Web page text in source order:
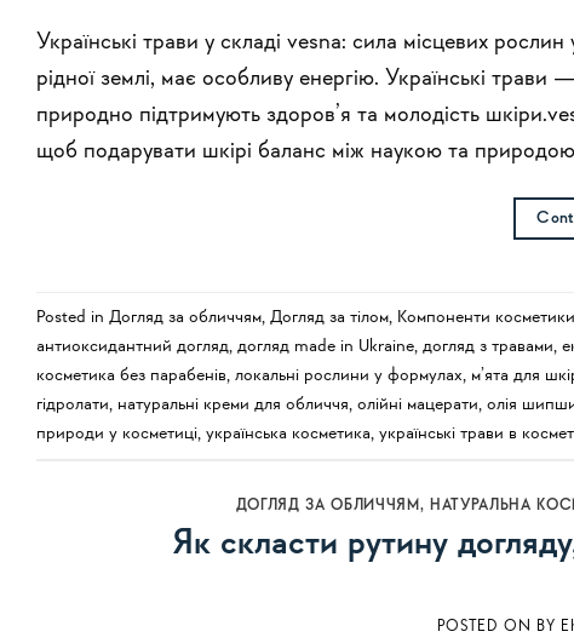
Українські трави у складі vesna: сила місцевих
рідної землі, має особливу енергію. Українські
природно підтримують здоров’я та молодість
щоб подарувати шкірі баланс між наукою та
Posted in Догляд за обличчям, Догляд за тілом, Компоненти косметики
антиоксидантний догляд, догляд made in Ukraine, догляд з травами,
косметика без парабенів, локальні рослини у формулах, м’ята для
гідролати, натуральні креми для обличчя, олійні мацерати, олія
природи у косметиці, українська косметика, українські трави в
ДОГЛЯД ЗА ОБЛИЧЧЯМ, НАТУРАЛЬНА
Як скласти рутину
POSTED ON BY